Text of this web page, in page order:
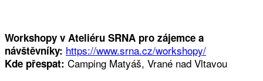
Workshopy v Ateliéru SRNA pro zájemce a
návštěvníky: https://www.srna.cz/workshopy/
Kde přespat: Camping Matyáš, Vrané nad Vltavou